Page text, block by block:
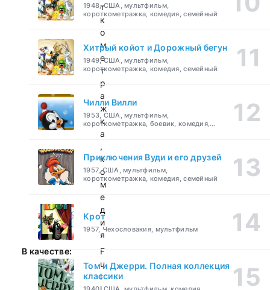
т
к
о
м
е
т
р
а
ж
к
а
,
к
о
м
е
д
и
я
В качестве:
F
u
l
1948, США, мультфильм,
короткометражка, комедия, семейный
Хитрый койот и Дорожный бегун
1949, США, мультфильм,
короткометражка, комедия, семейный
Чилли Вилли
1953, США, мультфильм,
короткометражка, боевик, комедия,
приключения, семейный
Приключения Вуди и его друзей
1957, США, мультфильм,
короткометражка, комедия, семейный
Крот
1957, Чехословакия, мультфильм
Том и Джерри. Полная коллекция
классики